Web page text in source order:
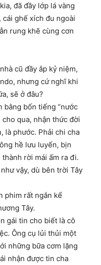
đã đầy lớp lá vàng
ghế xích đu ngoài
rung khẽ cùng cơn
cũ đầy ắp kỷ niệm,
nhưng cứ nghĩ khi
sẽ ở đâu?
bằng bốn tiếng “nước
qua, nhận thức đời
là phước. Phải chi cha
hề lưu luyến, bịn
rời mái ấm ra đi.
vậy, dù bên trời Tây
phim rất ngắn kể
Tây.
gái tin cho biết là cô
Ông cụ lủi thủi một
những bữa cơm lặng
nhận được tin cha